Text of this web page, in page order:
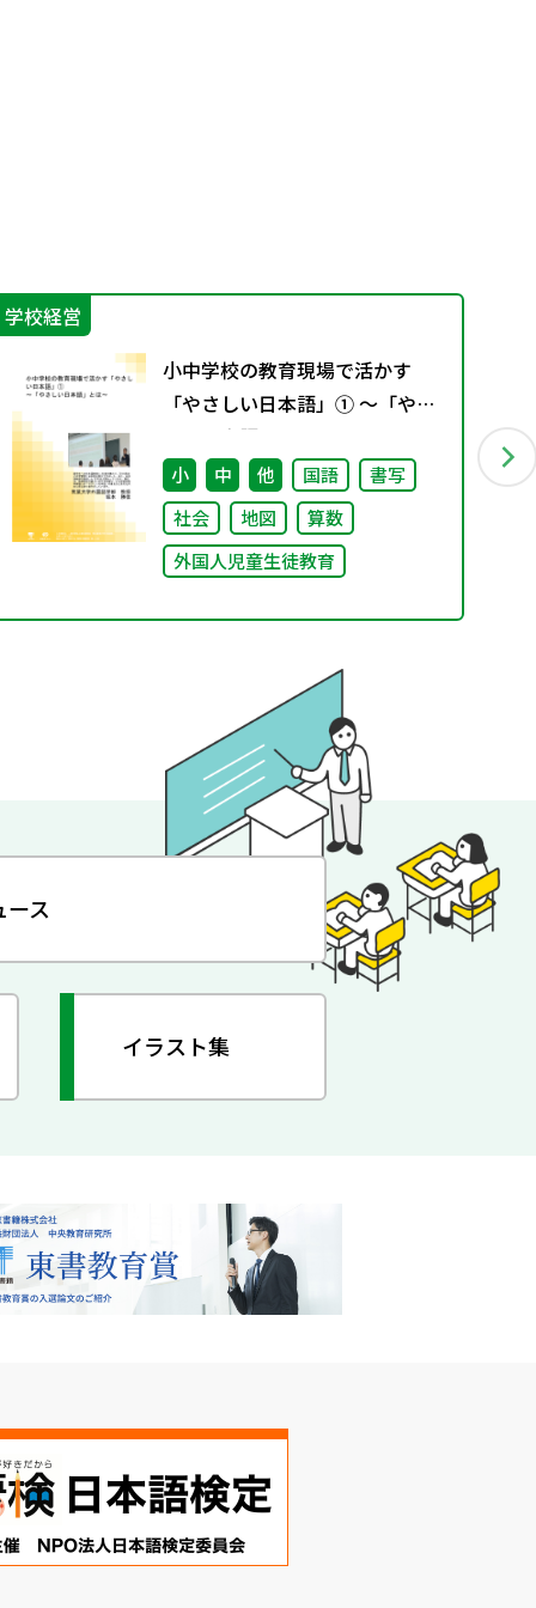
学校経営
小中学校の教育現場で活かす
「やさしい日本語」① ～「やさ
しい日本語」とは～
小 中 他 国語
書写
社会
地図
算数
外国人児童生徒教育
ース
イラスト集